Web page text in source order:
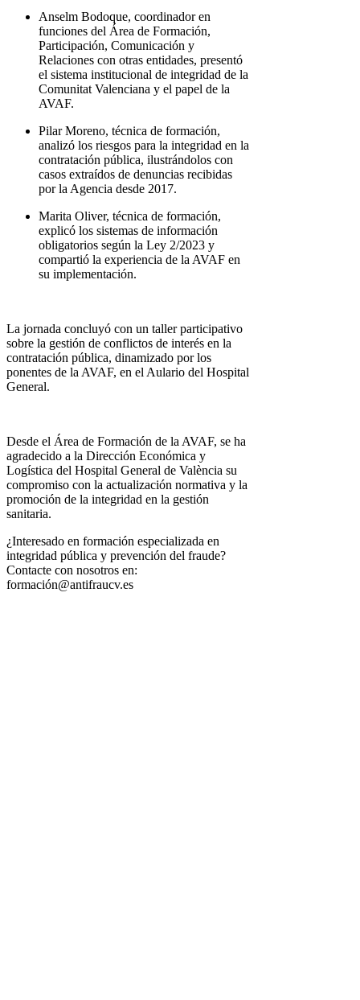
Anselm Bodoque, coordinador en
funciones del Área de Formación,
Participación, Comunicación y
Relaciones con otras entidades, presentó
el sistema institucional de integridad de la
Comunitat Valenciana y el papel de la
AVAF.
Pilar Moreno, técnica de formación,
analizó los riesgos para la integridad en la
contratación pública, ilustrándolos con
casos extraídos de denuncias recibidas
por la Agencia desde 2017.
Marita Oliver, técnica de formación,
explicó los sistemas de información
obligatorios según la Ley 2/2023 y
compartió la experiencia de la AVAF en
su implementación.
La jornada concluyó con un taller participativo
sobre la gestión de conflictos de interés en la
contratación pública, dinamizado por los
ponentes de la AVAF, en el Aulario del Hospital
General.
Desde el Área de Formación de la AVAF, se ha
agradecido a la Dirección Económica y
Logística del Hospital General de València su
compromiso con la actualización normativa y la
promoción de la integridad en la gestión
sanitaria.
¿Interesado en formación especializada en
integridad pública y prevención del fraude?
Contacte con nosotros en:
formación@antifraucv.es